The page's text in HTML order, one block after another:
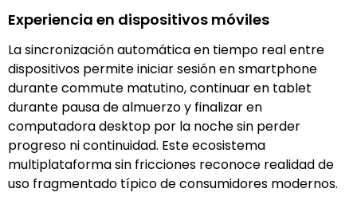
Experiencia en dispositivos móviles
La sincronización automática en tiempo real entre
dispositivos permite iniciar sesión en smartphone
durante commute matutino, continuar en tablet
durante pausa de almuerzo y finalizar en
computadora desktop por la noche sin perder
progreso ni continuidad. Este ecosistema
multiplataforma sin fricciones reconoce realidad de
uso fragmentado típico de consumidores modernos.